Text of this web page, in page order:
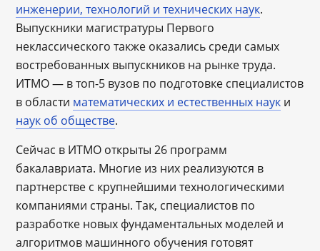
инженерии, технологий и технических наук.
Выпускники магистратуры Первого
неклассического также оказались среди самых
востребованных выпускников на рынке труда.
ИТМО — в топ-5 вузов по подготовке специалистов
в области математических и естественных наук и
наук об обществе.
Сейчас в ИТМО открыты 26 программ
бакалавриата. Многие из них реализуются в
партнерстве с крупнейшими технологическими
компаниями страны. Так, специалистов по
разработке новых фундаментальных моделей и
алгоритмов машинного обучения готовят